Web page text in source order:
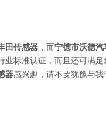
田传感器 ，而宁德市沃德
业标准认证，而且还可满
器感兴趣，请不要犹豫与我